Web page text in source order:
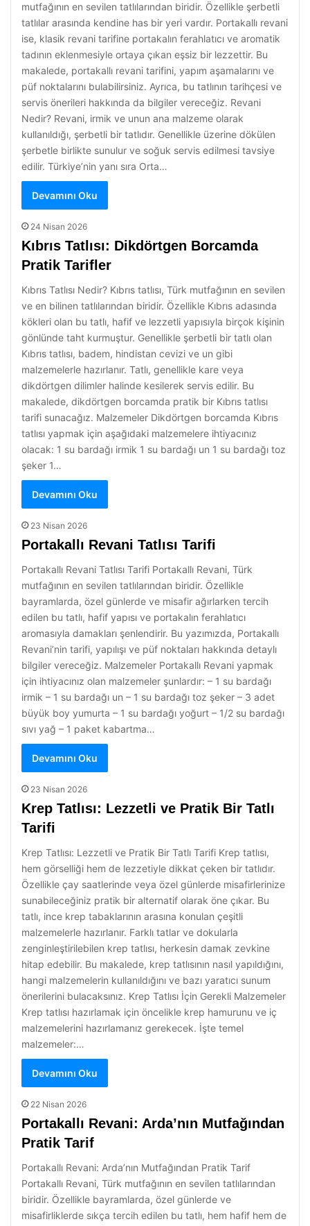
mutfağının en sevilen tatlılarından biridir. Özellikle şerbetli
tatlılar arasında kendine has bir yeri vardır. Portakallı revani
ise, klasik revani tarifine portakalın ferahlatıcı ve aromatik
tadının eklenmesiyle ortaya çıkan eşsiz bir lezzettir. Bu
makalede, portakallı revani tarifini, yapım aşamalarını ve
püf noktalarını bulabilirsiniz. Ayrıca, bu tatlının tarihçesi ve
servis önerileri hakkında da bilgiler vereceğiz. Revani
Nedir? Revani, irmik ve unun ana malzeme olarak
kullanıldığı, şerbetli bir tatlıdır. Genellikle üzerine dökülen
şerbetle birlikte sunulur ve soğuk servis edilmesi tavsiye
edilir. Türkiye’nin yanı sıra Orta…
Devamını Oku
24 Nisan 2026
Kıbrıs Tatlısı: Dikdörtgen Borcamda
Pratik Tarifler
Kıbrıs Tatlısı Nedir? Kıbrıs tatlısı, Türk mutfağının en sevilen
ve en bilinen tatlılarından biridir. Özellikle Kıbrıs adasında
kökleri olan bu tatlı, hafif ve lezzetli yapısıyla birçok kişinin
gönlünde taht kurmuştur. Genellikle şerbetli bir tatlı olan
Kıbrıs tatlısı, badem, hindistan cevizi ve un gibi
malzemelerle hazırlanır. Tatlı, genellikle kare veya
dikdörtgen dilimler halinde kesilerek servis edilir. Bu
makalede, dikdörtgen borcamda pratik bir Kıbrıs tatlısı
tarifi sunacağız. Malzemeler Dikdörtgen borcamda Kıbrıs
tatlısı yapmak için aşağıdaki malzemelere ihtiyacınız
olacak: 1 su bardağı irmik 1 su bardağı un 1 su bardağı toz
şeker 1…
Devamını Oku
23 Nisan 2026
Portakallı Revani Tatlısı Tarifi
Portakallı Revani Tatlısı Tarifi Portakallı Revani, Türk
mutfağının en sevilen tatlılarından biridir. Özellikle
bayramlarda, özel günlerde ve misafir ağırlarken tercih
edilen bu tatlı, hafif yapısı ve portakalın ferahlatıcı
aromasıyla damakları şenlendirir. Bu yazımızda, Portakallı
Revani’nin tarifi, yapılışı ve püf noktaları hakkında detaylı
bilgiler vereceğiz. Malzemeler Portakallı Revani yapmak
için ihtiyacınız olan malzemeler şunlardır: – 1 su bardağı
irmik – 1 su bardağı un – 1 su bardağı toz şeker – 3 adet
büyük boy yumurta – 1 su bardağı yoğurt – 1/2 su bardağı
sıvı yağ – 1 paket kabartma…
Devamını Oku
23 Nisan 2026
Krep Tatlısı: Lezzetli ve Pratik Bir Tatlı
Tarifi
Krep Tatlısı: Lezzetli ve Pratik Bir Tatlı Tarifi Krep tatlısı,
hem görselliği hem de lezzetiyle dikkat çeken bir tatlıdır.
Özellikle çay saatlerinde veya özel günlerde misafirlerinize
sunabileceğiniz pratik bir alternatif olarak öne çıkar. Bu
tatlı, ince krep tabaklarının arasına konulan çeşitli
malzemelerle hazırlanır. Farklı tatlar ve dokularla
zenginleştirilebilen krep tatlısı, herkesin damak zevkine
hitap edebilir. Bu makalede, krep tatlısının nasıl yapıldığını,
hangi malzemelerin kullanıldığını ve bazı yaratıcı sunum
önerilerini bulacaksınız. Krep Tatlısı İçin Gerekli Malzemeler
Krep tatlısı hazırlamak için öncelikle krep hamurunu ve iç
malzemelerini hazırlamanız gerekecek. İşte temel
malzemeler:…
Devamını Oku
22 Nisan 2026
Portakallı Revani: Arda’nın Mutfağından
Pratik Tarif
Portakallı Revani: Arda’nın Mutfağından Pratik Tarif
Portakallı Revani, Türk mutfağının en sevilen tatlılarından
biridir. Özellikle bayramlarda, özel günlerde ve
misafirliklerde sıkça tercih edilen bu tatlı, hem hafif hem de